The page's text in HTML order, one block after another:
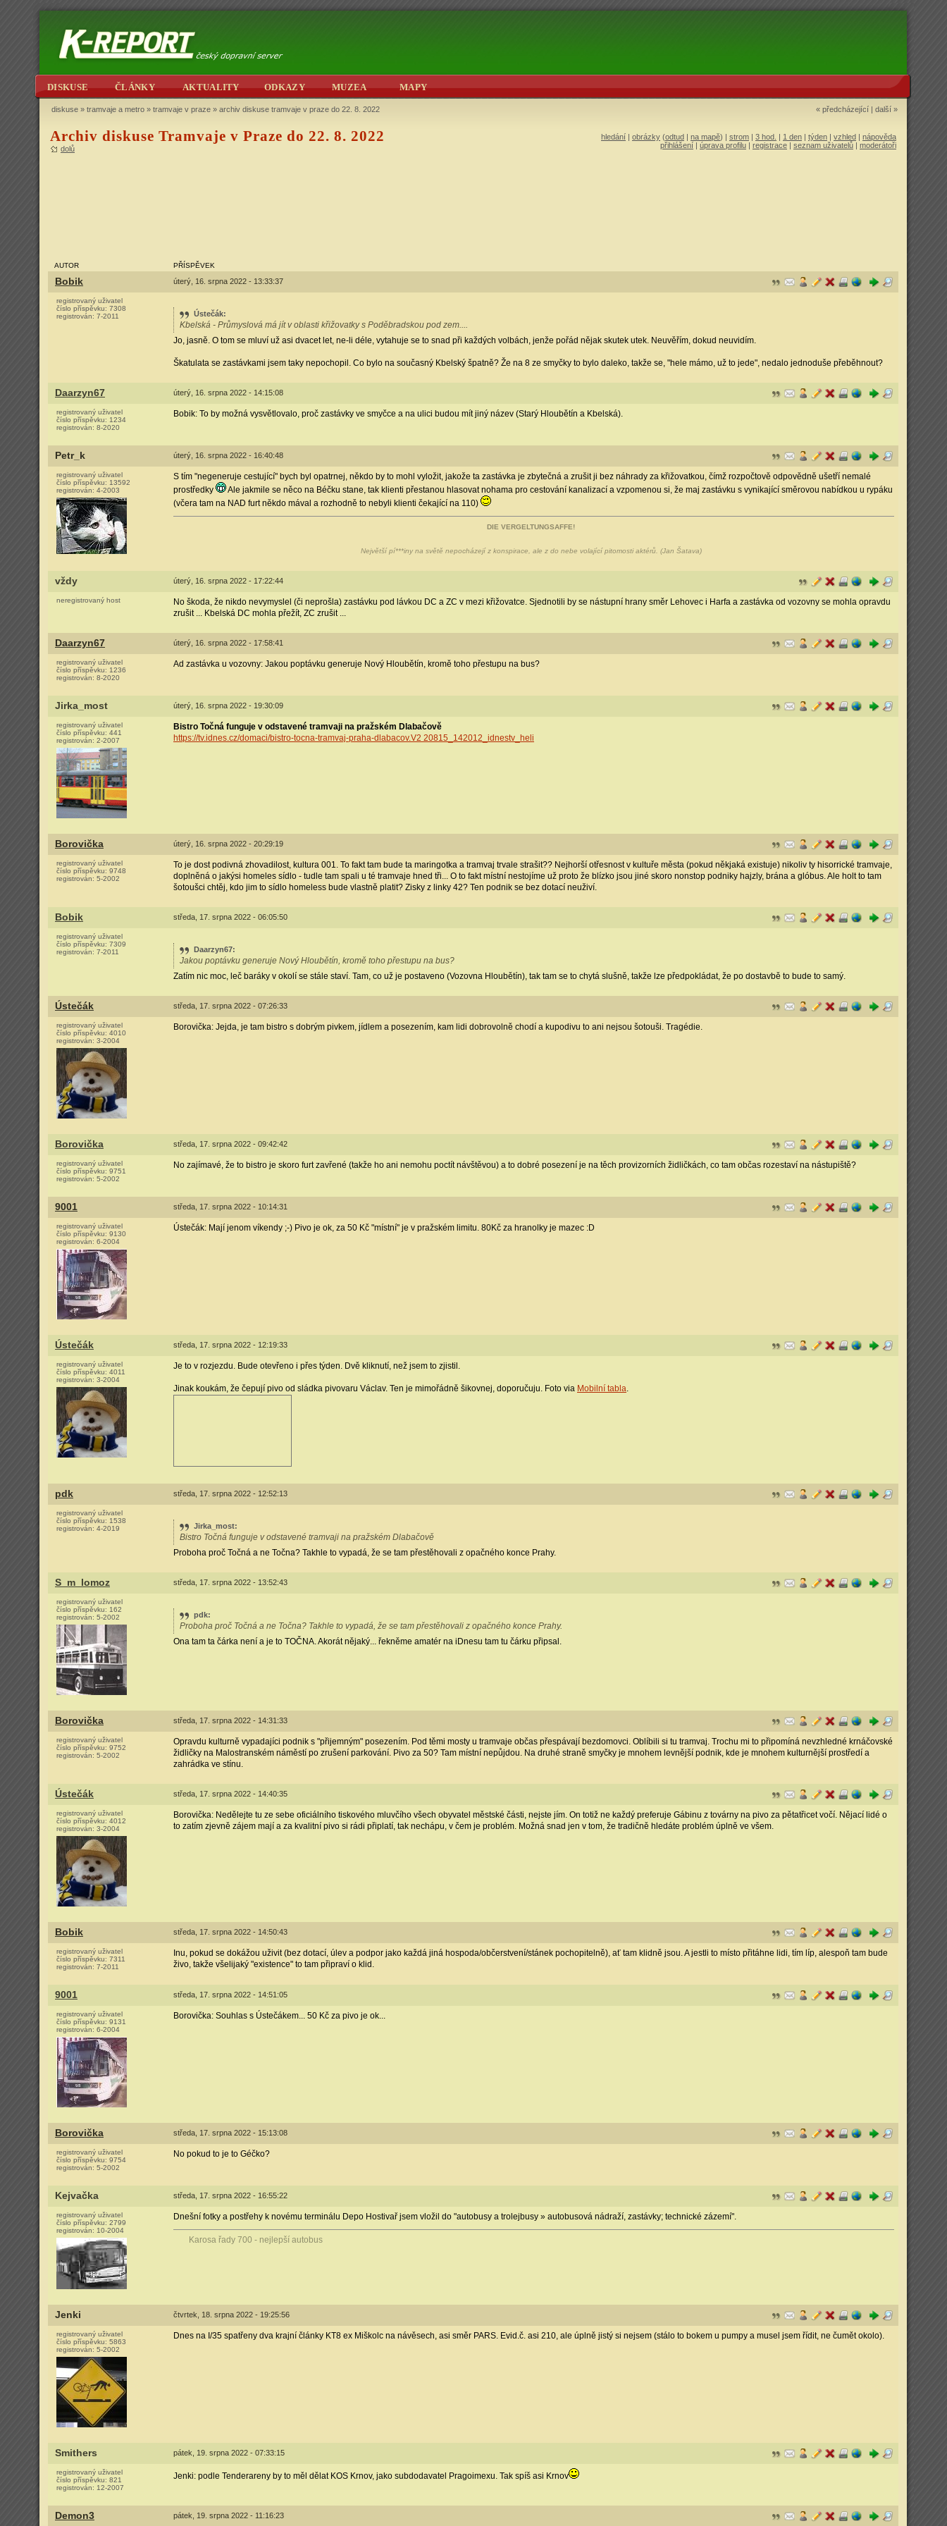
DISKUSE ČLÁNKY AKTUALITY ODKAZY MUZEA MAPY
diskuse » tramvaje a metro » tramvaje v praze » archiv diskuse tramvaje v praze do 22. 8. 2022 « předcházející | další »
Archiv diskuse Tramvaje v Praze do 22. 8. 2022
dolů
hledání | obrázky (odtud | na mapě) | strom | 3 hod. | 1 den | týden | vzhled | nápověda
přihlášení | úprava profilu | registrace | seznam uživatelů | moderátoři
AUTOR PŘÍSPĚVEK
Bobik úterý, 16. srpna 2022 - 13:33:37
registrovaný uživatel
číslo příspěvku: 7308
registrován: 7-2011 Ústečák:
Kbelská - Průmyslová má jít v oblasti křižovatky s Poděbradskou pod zem....
Jo, jasně. O tom se mluví už asi dvacet let, ne-li déle, vytahuje se to snad při každých volbách, jenže pořád nějak skutek utek. Neuvěřím, dokud neuvidím.
Škatulata se zastávkami jsem taky nepochopil. Co bylo na současný Kbelský špatně? Že na 8 ze smyčky to bylo daleko, takže se, "hele mámo, už to jede", nedalo jednoduše přeběhnout?
Daarzyn67 úterý, 16. srpna 2022 - 14:15:08
registrovaný uživatel
číslo příspěvku: 1234
registrován: 8-2020
Bobik: To by možná vysvětlovalo, proč zastávky ve smyčce a na ulici budou mít jiný název (Starý Hloubětín a Kbelská).
Petr_k úterý, 16. srpna 2022 - 16:40:48
registrovaný uživatel
číslo příspěvku: 13592
registrován: 4-2003
S tím "negeneruje cestující" bych byl opatrnej, někdo by to mohl vyložit, jakože ta zastávka je zbytečná a zrušit ji bez náhrady za křižovatkou, čímž rozpočtově odpovědně ušetří nemalé
prostředky
Ale jakmile se něco na Béčku stane, tak klienti přestanou hlasovat nohama pro cestování kanalizací a vzpomenou si, že maj zastávku s vynikající směrovou nabídkou u rypáku
(včera tam na NAD furt někdo mával a rozhodně to nebyli klienti čekající na 110)
DIE VERGELTUNGSAFFE!
Největší pí***iny na světě nepocházejí z konspirace, ale z do nebe volající pitomosti aktérů. (Jan Šatava)
vždy úterý, 16. srpna 2022 - 17:22:44
neregistrovaný host
No škoda, že nikdo nevymyslel (či neprošla) zastávku pod lávkou DC a ZC v mezi křižovatce. Sjednotili by se nástupní hrany směr Lehovec i Harfa a zastávka od vozovny se mohla opravdu
zrušit ... Kbelská DC mohla přežít, ZC zrušit ...
Daarzyn67 úterý, 16. srpna 2022 - 17:58:41
registrovaný uživatel
číslo příspěvku: 1236
registrován: 8-2020
Ad zastávka u vozovny: Jakou poptávku generuje Nový Hloubětín, kromě toho přestupu na bus?
Jirka_most úterý, 16. srpna 2022 - 19:30:09
registrovaný uživatel
číslo příspěvku: 441
registrován: 2-2007
Bistro Točná funguje v odstavené tramvaji na pražském Dlabačově
https://tv.idnes.cz/domaci/bistro-tocna-tramvaj-praha-dlabacov.V2 20815_142012_idnestv_heli
Borovička úterý, 16. srpna 2022 - 20:29:19
registrovaný uživatel
číslo příspěvku: 9748
registrován: 5-2002
To je dost podivná zhovadilost, kultura 001. To fakt tam bude ta maringotka a tramvaj trvale strašit?? Nejhorší otřesnost v kultuře města (pokud někjaká existuje) nikoliv ty hisorrické tramvaje,
doplněná o jakýsi homeles sídlo - tudle tam spali u té tramvaje hned tři... O to fakt místní nestojíme už proto že blízko jsou jiné skoro nonstop podniky hajzly, brána a glóbus. Ale holt to tam
šotoušci chtěj, kdo jim to sídlo homeless bude vlastně platit? Zisky z linky 42? Ten podnik se bez dotací neuživí.
Bobik středa, 17. srpna 2022 - 06:05:50
registrovaný uživatel
číslo příspěvku: 7309
registrován: 7-2011 Daarzyn67:
Jakou poptávku generuje Nový Hloubětín, kromě toho přestupu na bus?
Zatím nic moc, leč baráky v okolí se stále staví. Tam, co už je postaveno (Vozovna Hloubětín), tak tam se to chytá slušně, takže lze předpokládat, že po dostavbě to bude to samý.
Ústečák středa, 17. srpna 2022 - 07:26:33
registrovaný uživatel
číslo příspěvku: 4010
registrován: 3-2004
Borovička: Jejda, je tam bistro s dobrým pivkem, jídlem a posezením, kam lidi dobrovolně chodí a kupodivu to ani nejsou šotouši. Tragédie.
Borovička středa, 17. srpna 2022 - 09:42:42
registrovaný uživatel
číslo příspěvku: 9751
registrován: 5-2002
No zajímavé, že to bistro je skoro furt zavřené (takže ho ani nemohu poctít návštěvou) a to dobré posezení je na těch provizorních židličkách, co tam občas rozestaví na nástupiště?
9001 středa, 17. srpna 2022 - 10:14:31
registrovaný uživatel
číslo příspěvku: 9130
registrován: 6-2004
Ústečák: Mají jenom víkendy ;-) Pivo je ok, za 50 Kč "místní" je v pražském limitu. 80Kč za hranolky je mazec :D
Ústečák středa, 17. srpna 2022 - 12:19:33
registrovaný uživatel
číslo příspěvku: 4011
registrován: 3-2004
Je to v rozjezdu. Bude otevřeno i přes týden. Dvě kliknutí, než jsem to zjistil.
Jinak koukám, že čepují pivo od sládka pivovaru Václav. Ten je mimořádně šikovnej, doporučuju. Foto via Mobilní tabla.
pdk středa, 17. srpna 2022 - 12:52:13
registrovaný uživatel
číslo příspěvku: 1538
registrován: 4-2019 Jirka_most:
Bistro Točná funguje v odstavené tramvaji na pražském Dlabačově
Proboha proč Točná a ne Točna? Takhle to vypadá, že se tam přestěhovali z opačného konce Prahy.
S_m_lomoz středa, 17. srpna 2022 - 13:52:43
registrovaný uživatel
číslo příspěvku: 162
registrován: 5-2002 pdk:
Proboha proč Točná a ne Točna? Takhle to vypadá, že se tam přestěhovali z opačného konce Prahy.
Ona tam ta čárka není a je to TOČNA. Akorát nějaký... řekněme amatér na iDnesu tam tu čárku připsal.
Borovička středa, 17. srpna 2022 - 14:31:33
registrovaný uživatel
číslo příspěvku: 9752
registrován: 5-2002
Opravdu kulturně vypadajíci podnik s "přijemným" posezením. Pod těmi mosty u tramvaje občas přespávají bezdomovci. Oblíbili si tu tramvaj. Trochu mi to připomíná nevzhledné krnáčovské
židličky na Malostranském náměstí po zrušení parkování. Pivo za 50? Tam místní nepůjdou. Na druhé straně smyčky je mnohem levnější podnik, kde je mnohem kulturnější prostředí a
zahrádka ve stínu.
Ústečák středa, 17. srpna 2022 - 14:40:35
registrovaný uživatel
číslo příspěvku: 4012
registrován: 3-2004
Borovička: Nedělejte tu ze sebe oficiálního tiskového mluvčího všech obyvatel městské části, nejste jím. On totiž ne každý preferuje Gábinu z továrny na pivo za pětatřicet vočí. Nějací lidé o
to zatím zjevně zájem mají a za kvalitní pivo si rádi připlatí, tak nechápu, v čem je problém. Možná snad jen v tom, že tradičně hledáte problém úplně ve všem.
Bobik středa, 17. srpna 2022 - 14:50:43
registrovaný uživatel
číslo příspěvku: 7311
registrován: 7-2011
Inu, pokud se dokážou uživit (bez dotací, úlev a podpor jako každá jiná hospoda/občerstvení/stánek pochopitelně), ať tam klidně jsou. A jestli to místo přitáhne lidi, tím líp, alespoň tam bude
živo, takže všelijaký "existence" to tam připraví o klid.
9001 středa, 17. srpna 2022 - 14:51:05
registrovaný uživatel
číslo příspěvku: 9131
registrován: 6-2004
Borovička: Souhlas s Ústečákem... 50 Kč za pivo je ok...
Borovička středa, 17. srpna 2022 - 15:13:08
registrovaný uživatel
číslo příspěvku: 9754
registrován: 5-2002
No pokud to je to Géčko?
Kejvačka středa, 17. srpna 2022 - 16:55:22
registrovaný uživatel
číslo příspěvku: 2799
registrován: 10-2004
Dnešní fotky a postřehy k novému terminálu Depo Hostivař jsem vložil do "autobusy a trolejbusy » autobusová nádraží, zastávky; technické zázemí".
Karosa řady 700 - nejlepší autobus
Jenki čtvrtek, 18. srpna 2022 - 19:25:56
registrovaný uživatel
číslo příspěvku: 5863
registrován: 5-2002
Dnes na I/35 spatřeny dva krajní články KT8 ex Miškolc na návěsech, asi směr PARS. Evid.č. asi 210, ale úplně jistý si nejsem (stálo to bokem u pumpy a musel jsem řídit, ne čumět okolo).
Smithers pátek, 19. srpna 2022 - 07:33:15
registrovaný uživatel
číslo příspěvku: 821
registrován: 12-2007
Jenki: podle Tenderareny by to měl dělat KOS Krnov, jako subdodavatel Pragoimexu. Tak spíš asi Krnov
Demon3 pátek, 19. srpna 2022 - 11:16:23